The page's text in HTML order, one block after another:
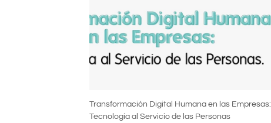
Transformación Digital Humana en las Empresas:
Tecnología al Servicio de las Personas